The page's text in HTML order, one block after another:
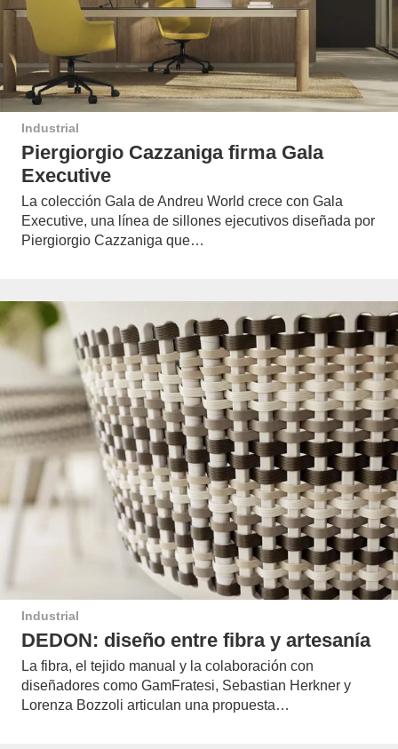
Industrial
Piergiorgio Cazzaniga firma Gala
Executive
La colección Gala de Andreu World crece con Gala
Executive, una línea de sillones ejecutivos diseñada por
Piergiorgio Cazzaniga que…
Industrial
DEDON: diseño entre fibra y artesanía
La fibra, el tejido manual y la colaboración con
diseñadores como GamFratesi, Sebastian Herkner y
Lorenza Bozzoli articulan una propuesta…